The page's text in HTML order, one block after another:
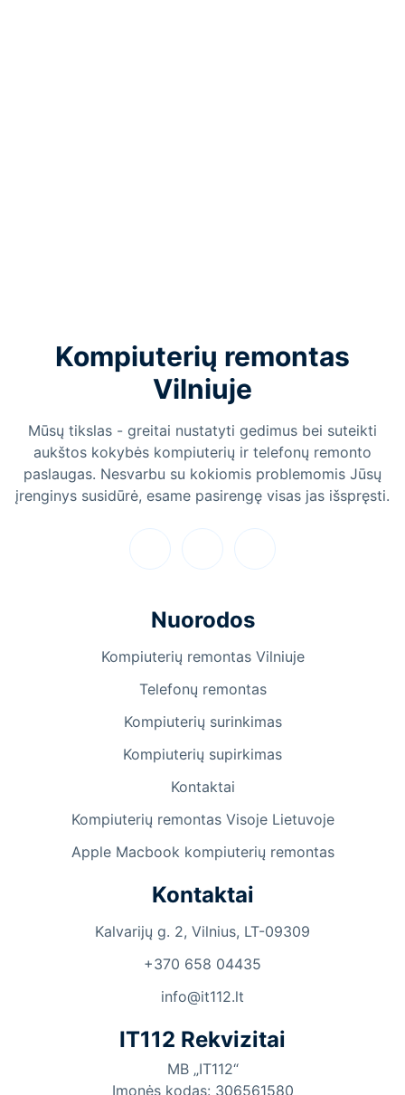
Kompiuterių remontas
Vilniuje
Mūsų tikslas - greitai nustatyti gedimus bei suteikti
aukštos kokybės kompiuterių ir telefonų remonto
paslaugas. Nesvarbu su kokiomis problemomis Jūsų
įrenginys susidūrė, esame pasirengę visas jas išspręsti.
Nuorodos
Kompiuterių remontas Vilniuje
Telefonų remontas
Kompiuterių surinkimas
Kompiuterių supirkimas
Kontaktai
Kompiuterių remontas Visoje Lietuvoje
Apple Macbook kompiuterių remontas
Kontaktai
Kalvarijų g. 2, Vilnius, LT-09309
+370 658 04435
info@it112.lt
IT112 Rekvizitai
MB „IT112“
Įmonės kodas: 306561580